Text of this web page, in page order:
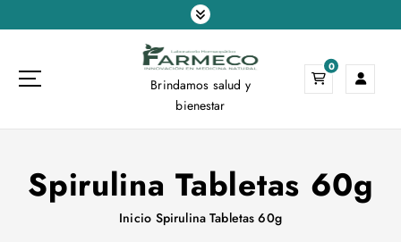
a
a
Brindamos salud y
bienestar
0
Spirulina Tabletas 60g
Inicio Spirulina Tabletas 60g